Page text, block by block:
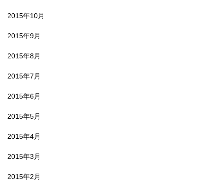
2015年10月
2015年9月
2015年8月
2015年7月
2015年6月
2015年5月
2015年4月
2015年3月
2015年2月